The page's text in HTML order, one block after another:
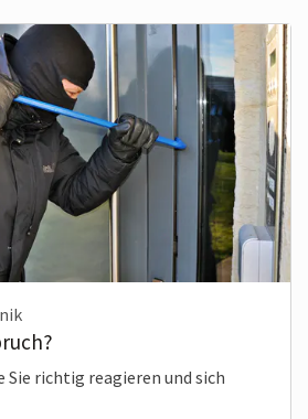
Sie richtig reagieren und sich